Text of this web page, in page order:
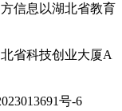
信息以湖北省教育
省科技创业大厦A
号-6